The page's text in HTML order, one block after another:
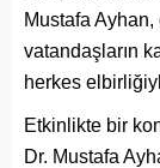
Mustafa
vatandaşların
herkes
Etkinlikte bir
Dr. Mustafa